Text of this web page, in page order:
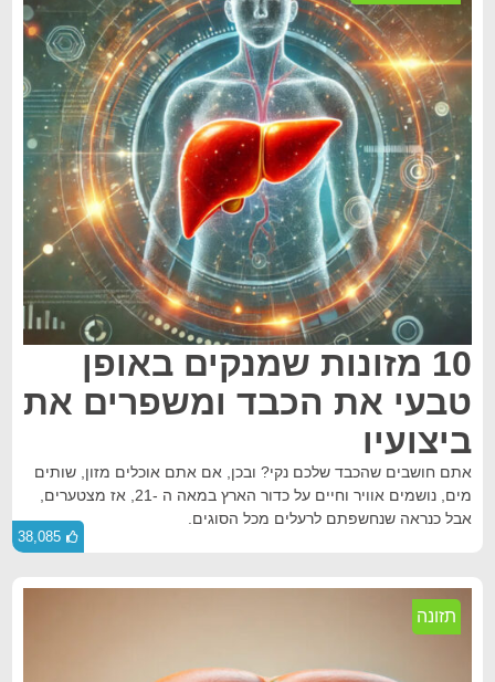
10 מזונות שמנקים באופן
טבעי את הכבד ומשפרים את
ביצועיו
אתם חושבים שהכבד שלכם נקי? ובכן, אם אתם אוכלים מזון, שותים
מים, נושמים אוויר וחיים על כדור הארץ במאה ה -21, אז מצטערים,
אבל כנראה שנחשפתם לרעלים מכל הסוגים.
38,085
תזונה